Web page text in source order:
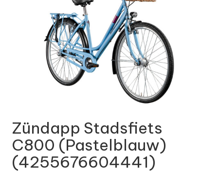
Zündapp Stadsfiets
C800 (Pastelblauw)
(4255676604441)